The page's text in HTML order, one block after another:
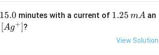
દિશામાંથી જોડાય છે, જેથી મેસો-2,3-
1
5.
15.0 minutes with a current of 1.
5
1.25 mA an
\lef
[Ag+]?
View Solution